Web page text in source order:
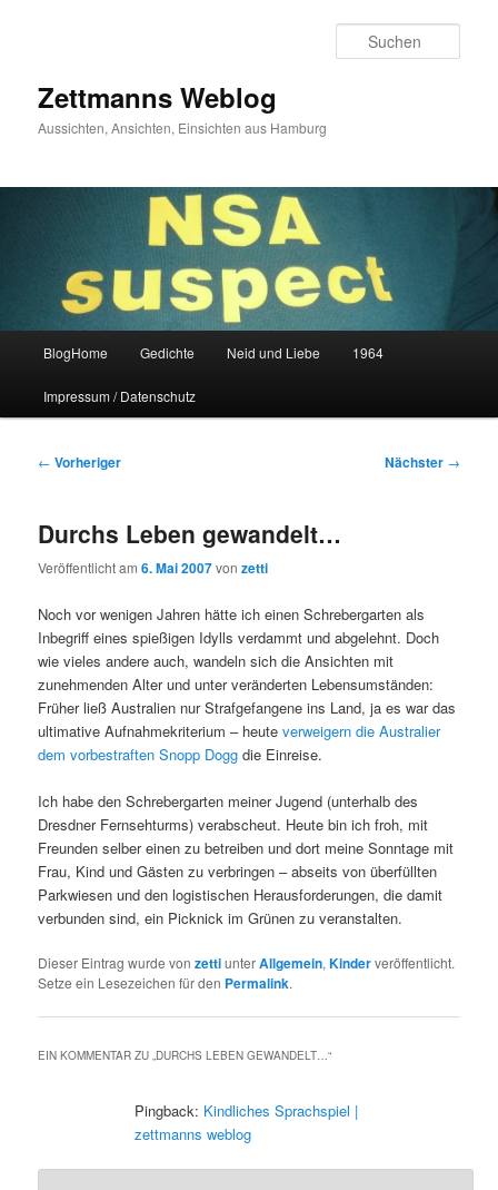
Zettmanns Weblog
Aussichten, Ansichten, Einsichten aus Hamburg
BlogHome Gedichte Neid und Liebe 1964
Impressum / Datenschutz
Beitragsnavigation
← Vorheriger Nächster →
Durchs Leben gewandelt…
Veröffentlicht am6. Mai 2007vonzetti
Noch vor wenigen Jahren hätte ich einen Schrebergarten als
Inbegriff eines spießigen Idylls verdammt und abgelehnt. Doch
wie vieles andere auch, wandeln sich die Ansichten mit
zunehmenden Alter und unter veränderten Lebensumständen:
Früher ließ Australien nur Strafgefangene ins Land, ja es war das
ultimative Aufnahmekriterium – heuteverweigern die Australier
dem vorbestraften Snopp Dogg die Einreise.
Ich habe den Schrebergarten meiner Jugend (unterhalb des
Dresdner Fernsehturms) verabscheut. Heute bin ich froh, mit
Freunden selber einen zu betreiben und dort meine Sonntage mit
Frau, Kind und Gästen zu verbringen – abseits von überfüllten
Parkwiesen und den logistischen Herausforderungen, die damit
verbunden sind, ein Picknick im Grünen zu veranstalten.
Dieser Eintrag wurde vonzettiunterAllgemein,Kinderveröffentlicht.
Setze ein Lesezeichen für den Permalink.
EIN KOMMENTAR ZU „DURCHS LEBEN GEWANDELT…“
Pingback: Kindliches Sprachspiel |
zettmanns weblog